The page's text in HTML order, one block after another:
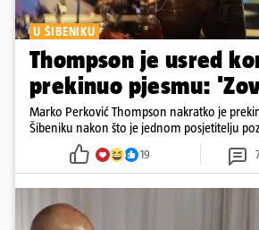
U ŠIBENIKU
Thompson je usred
prekinuo pjesmu:
Marko Perković Thompson nakratko je
Šibeniku nakon što je jednom posjetitelju
19